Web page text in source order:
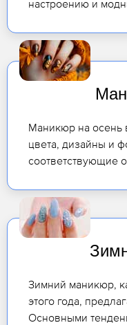
настроению и
Маникюр на осень
цвета, дизайны и
соответствующие
Зимний маникюр,
этого года,
Основными